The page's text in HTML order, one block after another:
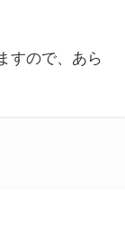
すので、あら